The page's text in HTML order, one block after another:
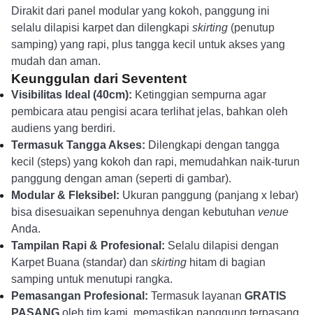
Dirakit dari panel modular yang kokoh, panggung ini
selalu dilapisi karpet dan dilengkapi skirting (penutup
samping) yang rapi, plus tangga kecil untuk akses yang
mudah dan aman.
Keunggulan dari Seventent
Visibilitas Ideal (40cm): Ketinggian sempurna agar
pembicara atau pengisi acara terlihat jelas, bahkan oleh
audiens yang berdiri.
Termasuk Tangga Akses: Dilengkapi dengan tangga
kecil (steps) yang kokoh dan rapi, memudahkan naik-turun
panggung dengan aman (seperti di gambar).
Modular & Fleksibel: Ukuran panggung (panjang x lebar)
bisa disesuaikan sepenuhnya dengan kebutuhan venue
Anda.
Tampilan Rapi & Profesional: Selalu dilapisi dengan
Karpet Buana (standar) dan skirting hitam di bagian
samping untuk menutupi rangka.
Pemasangan Profesional: Termasuk layanan GRATIS
PASANG oleh tim kami, memastikan panggung terpasang